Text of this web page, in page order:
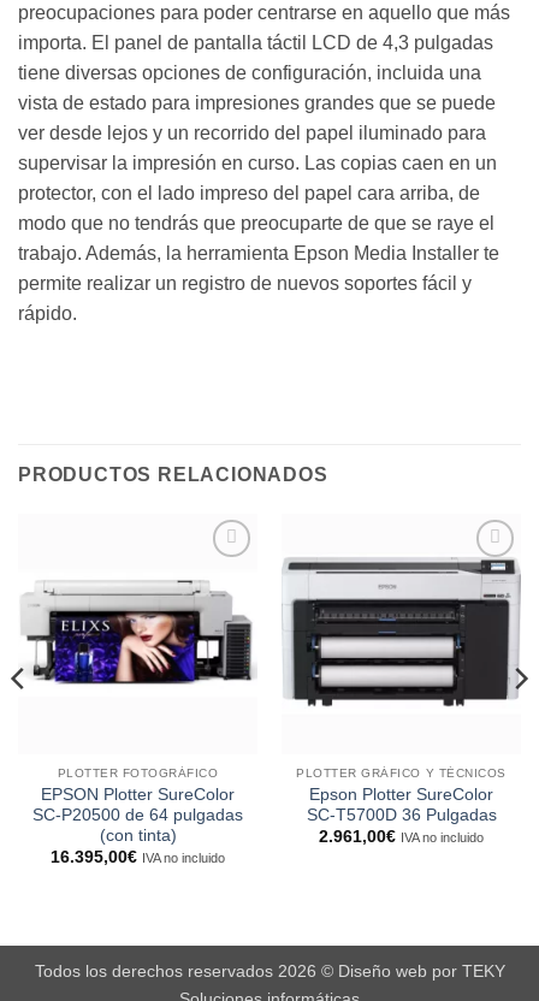
preocupaciones para poder centrarse en aquello que más
importa. El panel de pantalla táctil LCD de 4,3 pulgadas
tiene diversas opciones de configuración, incluida una
vista de estado para impresiones grandes que se puede
ver desde lejos y un recorrido del papel iluminado para
supervisar la impresión en curso. Las copias caen en un
protector, con el lado impreso del papel cara arriba, de
modo que no tendrás que preocuparte de que se raye el
trabajo. Además, la herramienta Epson Media Installer te
permite realizar un registro de nuevos soportes fácil y
rápido.
PRODUCTOS RELACIONADOS
a la
lista de
deseos
PLOTTER FOTOGRÁFICO
EPSON Plotter SureColor
SC-P20500 de 64 pulgadas
(con tinta)
16.395,00€ IVA no incluido
Añadir
a la
lista de
deseos
PLOTTER GRÁFICO Y TÉCNICOS
Epson Plotter SureColor
SC-T5700D 36 Pulgadas
2.961,00€ IVA no incluido
Todos los derechos reservados 2026 © Diseño webpor TEKY